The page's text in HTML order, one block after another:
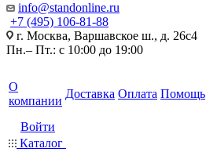
info@standonline.ru
+7 (495) 106-81-88
г. Москва, Варшавское ш., д. 26с4
Пн.– Пт.: с 10:00 до 19:00
О
компании
Доставка Оплата Помощь
Войти
Каталог